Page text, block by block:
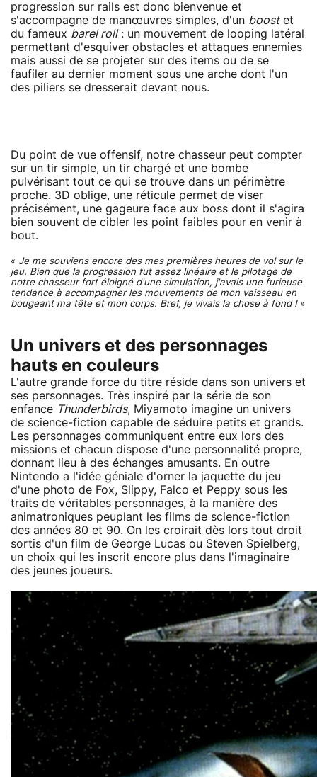
progression sur rails est donc bienvenue et
s'accompagne de manœuvres simples, d'un boostet
du fameux barel roll: un mouvement de looping latéral
permettant d'esquiver obstacles et attaques ennemies
mais aussi de se projeter sur des items ou de se
faufiler au dernier moment sous une arche dont l'un
des piliers se dresserait devant nous.
Du point de vue offensif, notre chasseur peut compter
sur un tir simple, un tir chargé et une bombe
pulvérisant tout ce qui se trouve dans un périmètre
proche. 3D oblige, une réticule permet de viser
précisément, une gageure face aux boss dont il s'agira
bien souvent de cibler les point faibles pour en venir à
bout.
« Je me souviens encore des mes premières heures de vol sur le
jeu. Bien que la progression fut assez linéaire et le pilotage de
notre chasseur fort éloigné d'une simulation, j'avais une furieuse
tendance à accompagner les mouvements de mon vaisseau en
bougeant ma tête et mon corps. Bref, je vivais la chose à fond !»
Un univers et des personnages
hauts en couleurs
L'autre grande force du titre réside dans son univers et
ses personnages. Très inspiré par la série de son
enfance Thunderbirds, Miyamoto imagine un univers
de science-fiction capable de séduire petits et grands.
Les personnages communiquent entre eux lors des
missions et chacun dispose d'une personnalité propre,
donnant lieu à des échanges amusants. En outre
Nintendo a l'idée géniale d'orner la jaquette du jeu
d'une photo de Fox, Slippy, Falco et Peppy sous les
traits de véritables personnages, à la manière des
animatroniques peuplant les films de science-fiction
des années 80 et 90. On les croirait dès lors tout droit
sortis d'un film de George Lucas ou Steven Spielberg,
un choix qui les inscrit encore plus dans l'imaginaire
des jeunes joueurs.